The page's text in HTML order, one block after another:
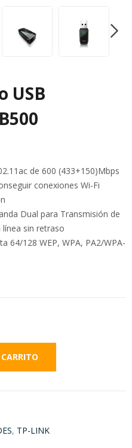
USB
de 600 (433+150)Mbps
conexiones Wi-Fi
Dual para Transmisión de
sin retraso
64/128 WEP, WPA, PA2/WPA-
, TP-LINK